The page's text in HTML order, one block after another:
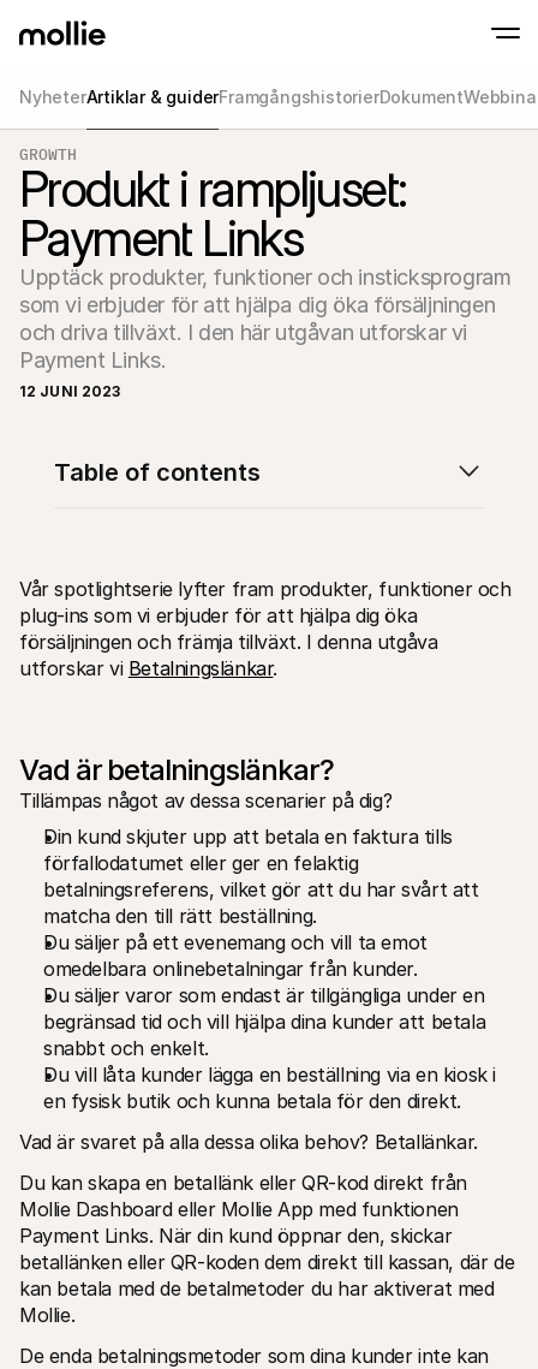
Tap to Pay on iPhone
Accept contactless payments right on
Learn more
Online payments
Accept and manage
payments
devices
Checkout
Offer a checkout
conversion
Partners
For Agencies
Discover developer resources and updates
Libraries
Integrate Mollie with ready-to-go libraries
Join our developer community
About Mollie
Pricing
View our pricing
About us
Learn more about our story and
values
News
Read the latest Mollie news
Careers
Come work for us - we're hiring!
Contact
For shoppers
Find out why Mollie is on your bank statement
For Mollie customers
Reach out to our customer support team
Contact sales
Discover how we can help your business
NyheterArtiklar & guiderFramgångshistorierDokument
GROWTH
Produkt i rampljuset:
Payment Links
Upptäck produkter, funktioner och insticksprogram
som vi erbjuder för att hjälpa dig öka försäljningen
och driva tillväxt. I den här utgåvan utforskar vi
Payment Links.
12 JUNI 2023
Vår spotlightserie lyfter fram produkter, funktioner och
plug-ins som vi erbjuder för att hjälpa dig öka
försäljningen och främja tillväxt. I denna utgåva
utforskar vi Betalningslänkar.
Vad är betalningslänkar?
Tillämpas något av dessa scenarier på dig?
Din kund skjuter upp att betala en faktura tills
förfallodatumet eller ger en felaktig
betalningsreferens, vilket gör att du har svårt att
matcha den till rätt beställning.
Du säljer på ett evenemang och vill ta emot
omedelbara onlinebetalningar från kunder.
Du säljer varor som endast är tillgängliga under en
begränsad tid och vill hjälpa dina kunder att betala
snabbt och enkelt.
Du vill låta kunder lägga en beställning via en kiosk i
en fysisk butik och kunna betala för den direkt.
Vad är svaret på alla dessa olika behov? Betallänkar.
Du kan skapa en betallänk eller QR-kod direkt från
Mollie Dashboard eller Mollie App med funktionen
Payment Links. När din kund öppnar den, skickar
betallänken eller QR-koden dem direkt till kassan, där de
kan betala med de betalmetoder du har aktiverat med
Mollie.
De enda betalningsmetoder som dina kunder inte kan
Table of contents